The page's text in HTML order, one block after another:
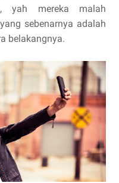
yah mereka malah
sebenarnya adalah
belakangnya.